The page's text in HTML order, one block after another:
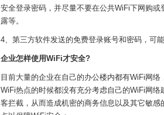
安全登录密码，并尽量不要在公共WiFi下网购
露等。
4、第三方软件发送的免费登录账号和密码，可
企业怎样使用WiFi才安全?
目前大量的企业在自己的办公楼内都有WiFi网
WiFi热点的时候都没有充分考虑自己的WiFi网
客拦截，从而造成机密的商务信息以及其它敏